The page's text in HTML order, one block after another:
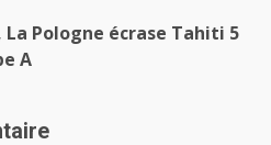
Pologne écrase Tahiti 5
A